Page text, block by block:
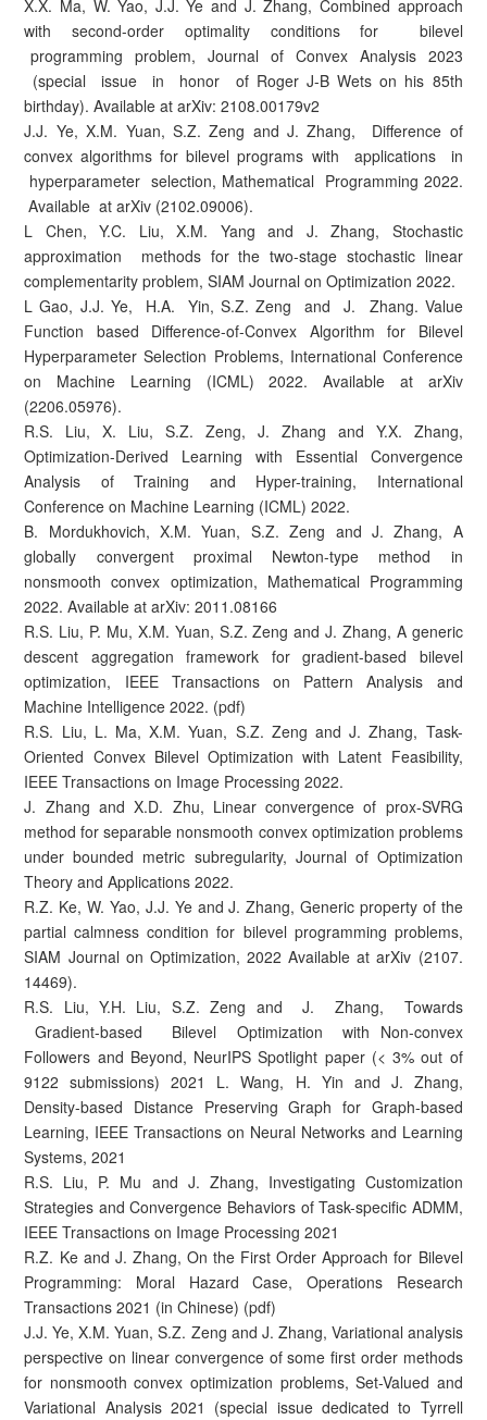
X.X. Ma, W. Yao, J.J. Ye and J. Zhang, Combined approach
with second-order optimality conditions for bilevel
programming problem, Journal of Convex Analysis 2023
(special issue in honor of Roger J-B Wets on his 85th
birthday). Available at arXiv: 2108.00179v2
J.J. Ye, X.M. Yuan, S.Z. Zeng and J. Zhang, Difference of
convex algorithms for bilevel programs with applications in
hyperparameter selection, Mathematical Programming 2022.
Available at arXiv (2102.09006).
L Chen, Y.C. Liu, X.M. Yang and J. Zhang, Stochastic
approximation methods for the two-stage stochastic linear
complementarity problem, SIAM Journal on Optimization 2022.
L Gao, J.J. Ye, H.A. Yin, S.Z. Zeng and J. Zhang. Value
Function based Difference-of-Convex Algorithm for Bilevel
Hyperparameter Selection Problems, International Conference
on Machine Learning (ICML) 2022. Available at arXiv
(2206.05976).
R.S. Liu, X. Liu, S.Z. Zeng, J. Zhang and Y.X. Zhang,
Optimization-Derived Learning with Essential Convergence
Analysis of Training and Hyper-training, International
Conference on Machine Learning (ICML) 2022.
B. Mordukhovich, X.M. Yuan, S.Z. Zeng and J. Zhang, A
globally convergent proximal Newton-type method in
nonsmooth convex optimization, Mathematical Programming
2022. Available at arXiv: 2011.08166
R.S. Liu, P. Mu, X.M. Yuan, S.Z. Zeng and J. Zhang, A generic
descent aggregation framework for gradient-based bilevel
optimization, IEEE Transactions on Pattern Analysis and
Machine Intelligence 2022. (pdf)
R.S. Liu, L. Ma, X.M. Yuan, S.Z. Zeng and J. Zhang, Task-
Oriented Convex Bilevel Optimization with Latent Feasibility,
IEEE Transactions on Image Processing 2022.
J. Zhang and X.D. Zhu, Linear convergence of prox-SVRG
method for separable nonsmooth convex optimization problems
under bounded metric subregularity, Journal of Optimization
Theory and Applications 2022.
R.Z. Ke, W. Yao, J.J. Ye and J. Zhang, Generic property of the
partial calmness condition for bilevel programming problems,
SIAM Journal on Optimization, 2022 Available at arXiv (2107.
14469).
R.S. Liu, Y.H. Liu, S.Z. Zeng and J. Zhang, Towards
Gradient-based Bilevel Optimization with Non-convex
Followers and Beyond, NeurIPS Spotlight paper (< 3% out of
9122 submissions) 2021 L. Wang, H. Yin and J. Zhang,
Density-based Distance Preserving Graph for Graph-based
Learning, IEEE Transactions on Neural Networks and Learning
Systems, 2021
R.S. Liu, P. Mu and J. Zhang, Investigating Customization
Strategies and Convergence Behaviors of Task-specific ADMM,
IEEE Transactions on Image Processing 2021
R.Z. Ke and J. Zhang, On the First Order Approach for Bilevel
Programming: Moral Hazard Case, Operations Research
Transactions 2021 (in Chinese) (pdf)
J.J. Ye, X.M. Yuan, S.Z. Zeng and J. Zhang, Variational analysis
perspective on linear convergence of some first order methods
for nonsmooth convex optimization problems, Set-Valued and
Variational Analysis 2021 (special issue dedicated to Tyrrell